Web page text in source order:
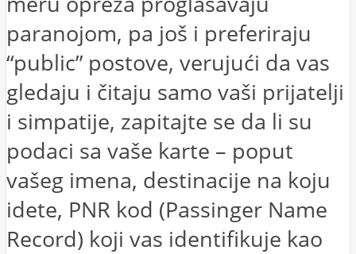
paranojom, pa još i preferiraju
“public” postove, verujući da vas
gledaju i čitaju samo vaši prijatelji
i simpatije, zapitajte se da li su
podaci sa vaše karte – poput
vašeg imena, destinacije na koju
idete, PNR kod (Passinger Name
Record) koji vas identifikuje kao